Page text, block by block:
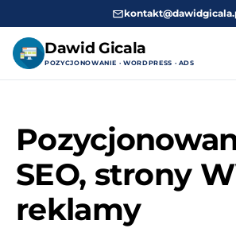
Dawid Gicala
POZYCJONOWANIE · WORDPRESS · ADS
treści
SEO, strony
reklamy